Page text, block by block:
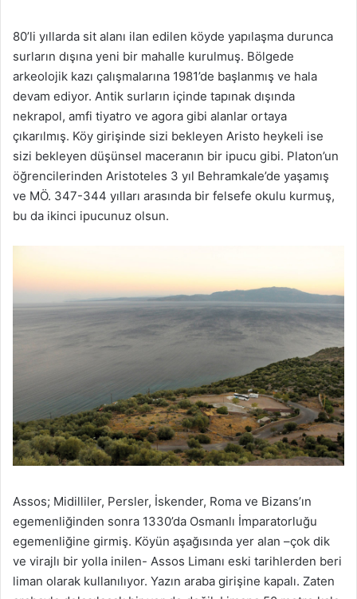
80’li yıllarda sit alanı ilan edilen köyde yapılaşma durunca
surların dışına yeni bir mahalle kurulmuş. Bölgede
arkeolojik kazı çalışmalarına 1981’de başlanmış ve hala
devam ediyor. Antik surların içinde tapınak dışında
nekrapol, amfi tiyatro ve agora gibi alanlar ortaya
çıkarılmış. Köy girişinde sizi bekleyen Aristo heykeli ise
sizi bekleyen düşünsel maceranın bir ipucu gibi. Platon’un
öğrencilerinden Aristoteles 3 yıl Behramkale’de yaşamış
ve MÖ. 347-344 yılları arasında bir felsefe okulu kurmuş,
bu da ikinci ipucunuz olsun.
Assos; Midilliler, Persler, İskender, Roma ve Bizans’ın
egemenliğinden sonra 1330’da Osmanlı İmparatorluğu
egemenliğine girmiş. Köyün aşağısında yer alan –çok dik
ve virajlı bir yolla inilen- Assos Limanı eski tarihlerden beri
liman olarak kullanılıyor. Yazın araba girişine kapalı. Zaten